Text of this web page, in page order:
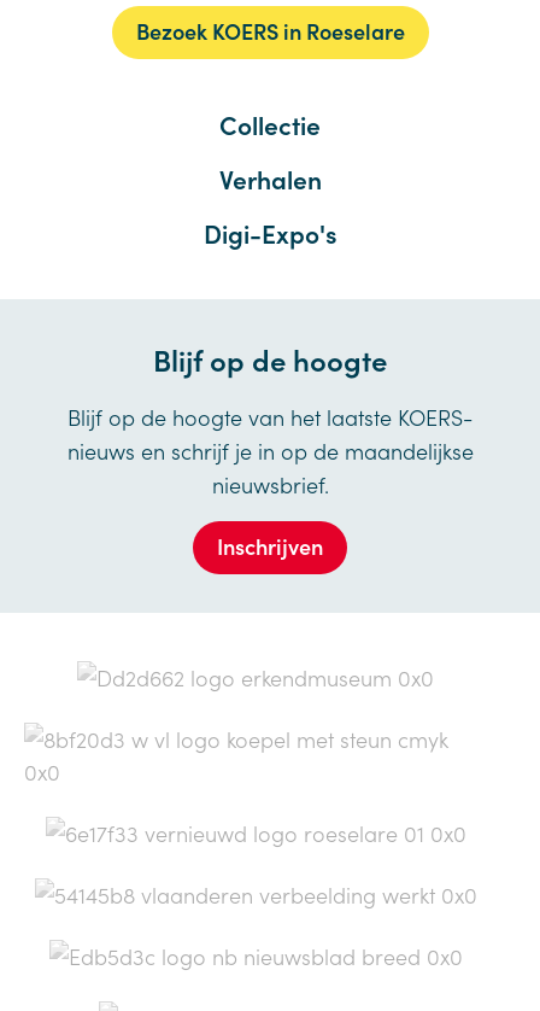
Bezoek KOERS in Roeselare
Collectie
Verhalen
Digi-Expo's
Blijf op de hoogte
Blijf op de hoogte van het laatste KOERS-
nieuws en schrijf je in op de maandelijkse
nieuwsbrief.
Inschrijven